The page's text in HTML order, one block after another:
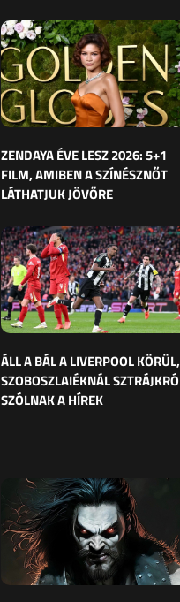
ZENDAYA ÉVE LESZ 2026: 5+1
FILM, AMIBEN A SZÍNÉSZNŐT
LÁTHATJUK JÖVŐRE
ÁLL A BÁL A LIVERPOOL KÖRÜL,
SZOBOSZLAIÉKNÁL
SZÓLNAK A HÍREK